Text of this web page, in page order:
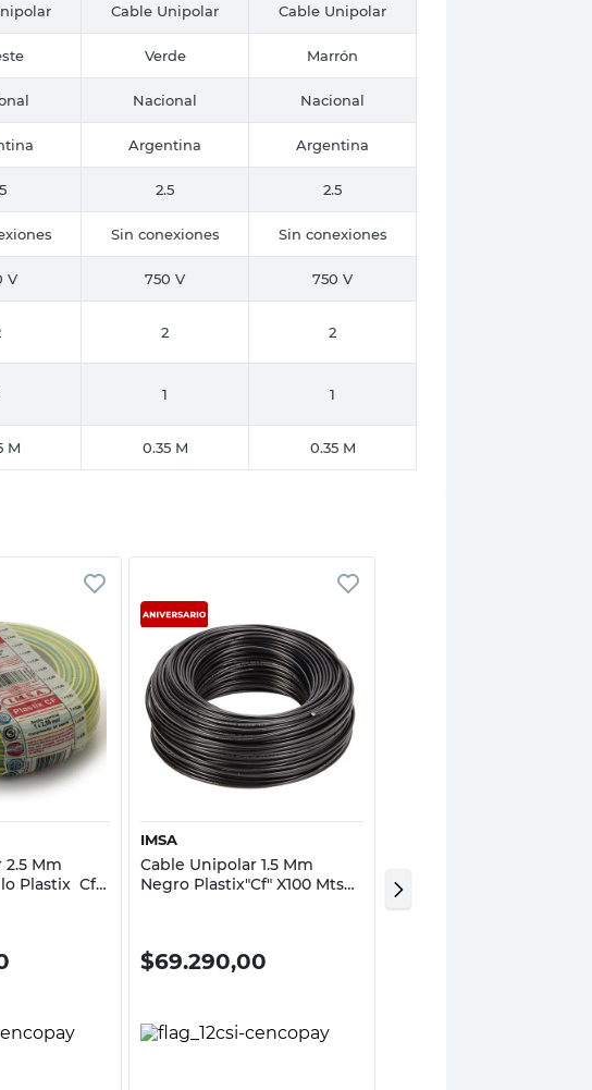
Cable Unipolar Cable Unipolar
Verde Marrón
Nacional Nacional
Argentina Argentina
2.5 2.5
Sin conexiones Sin conexiones
V 750 V 750 V
2 2
1 1
M 0.35 M 0.35 M
rápida
Mm
Plastix Cf
Vista rápida
IMSA
Cable Unipolar 1.5 Mm
Negro Plastix"Cf" X100 Mts
$69.290,00
Blanco Plastix"Cf" X 30 Mts
Imsa